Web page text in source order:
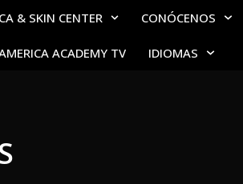
& SKIN CENTER CONÓCENOS
ACADEMY TV IDIOMAS